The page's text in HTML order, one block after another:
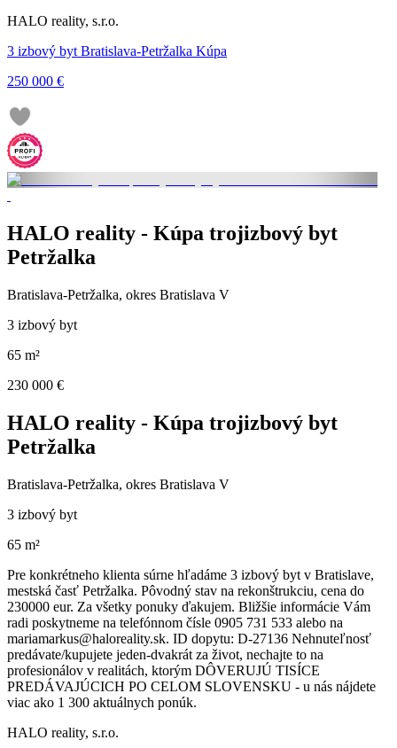
HALO reality, s.r.o.
3 izbový byt Bratislava-Petržalka Kúpa
250 000 €
HALO reality - Kúpa trojizbový byt
Petržalka
Bratislava-Petržalka, okres Bratislava V
3 izbový byt
65 m²
230 000 €
HALO reality - Kúpa trojizbový byt
Petržalka
Bratislava-Petržalka, okres Bratislava V
3 izbový byt
65 m²
Pre konkrétneho klienta súrne hľadáme 3 izbový byt v Bratislave,
mestská časť Petržalka. Pôvodný stav na rekonštrukciu, cena do
230000 eur. Za všetky ponuky ďakujem. Bližšie informácie Vám
radi poskytneme na telefónnom čísle 0905 731 533 alebo na
mariamarkus@haloreality.sk. ID dopytu: D-27136 Nehnuteľnosť
predávate/kupujete jeden-dvakrát za život, nechajte to na
profesionálov v realitách, ktorým DÔVERUJÚ TISÍCE
PREDÁVAJÚCICH PO CELOM SLOVENSKU - u nás nájdete
viac ako 1 300 aktuálnych ponúk.
HALO reality, s.r.o.